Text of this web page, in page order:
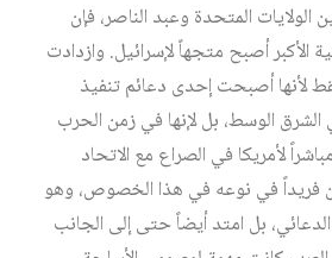
الولايات المتحدة وعبد الناصر، فإن
الأكبر أصبح متجهاً لإسرائيل. وازدادت
لأنها أصبحت إحدى دعائم تنفيذ
الشرق الوسط، بل لإنها في زمن الحرب
لأمريكا في الصراع مع الاتحاد
فريداً في نوعه في هذا الخصوص، وهو
بل امتد أيضاً حتى إلى الجانب